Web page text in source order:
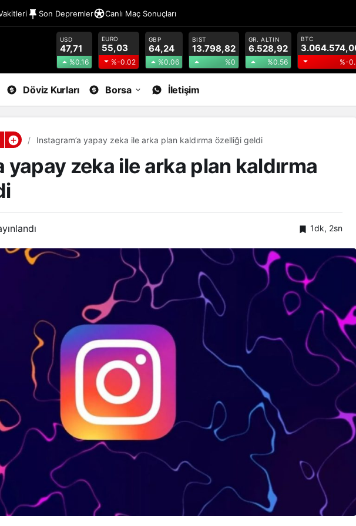
Son Depremler Canlı Maç Sonuçları
USD
47,71
%0.16
EURO
55,03
%-0.02
GBP
64,24
%0.06
BIST
13.798,82
%0
GR. ALTIN
6.528,92
%0.56
BTC
%-
Döviz Kurları Borsa İletişim
Instagram’a yapay zeka ile arka plan kaldırma özelliği geldi
yapay zeka ile arka plan kaldırma
1dk, 2sn